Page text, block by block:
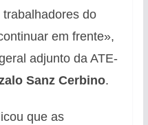
do
em frente»,
adjunto da ATE-
Sanz Cerbino.
que as